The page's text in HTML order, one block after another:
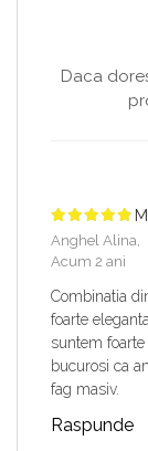
Daca
Anghel Alina,
Acum 2 ani
Combinatia
foarte
suntem
bucurosi ca
fag masiv.
Raspunde